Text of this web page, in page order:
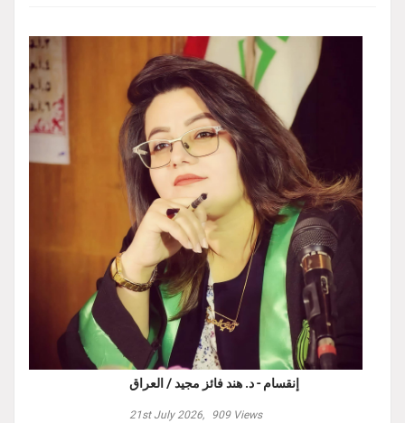
إنقسام - د. هند فائز مجيد / العراق
21st July 2026, 909Views